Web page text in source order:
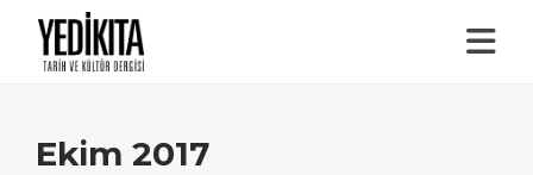
Ekim 2017